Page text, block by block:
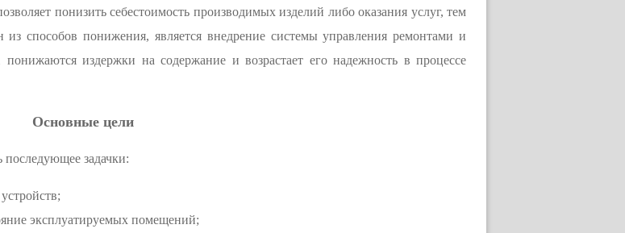
понизить себестоимость производимых изделий либо оказания услуг, тем
способов понижения, является внедрение системы управления ремонтами и
издержки на содержание и возрастает его надежность в процессе
Основные цели
задачки:
эксплуатируемых помещений;